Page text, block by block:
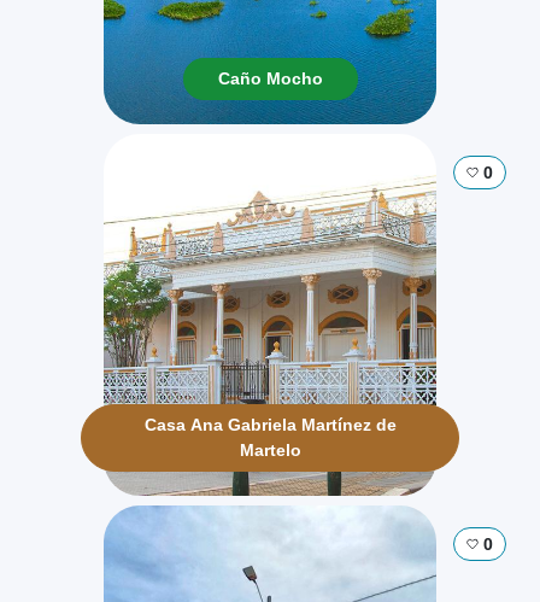
Caño Mocho
0
Casa Ana Gabriela Martínez de
Martelo
0